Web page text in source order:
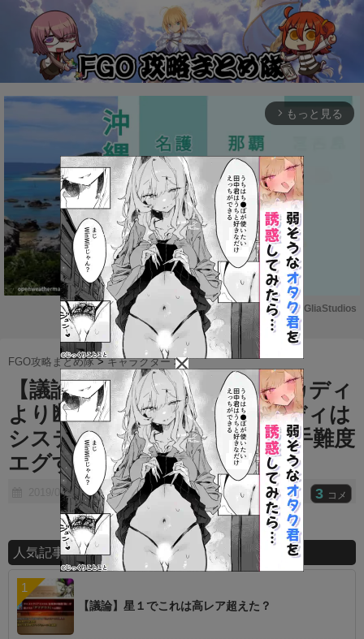
arrow_forward_ios もっと見る
M
u
t
e
Powered by GliaStudios
FGO攻略まとめ隊 >キャラクター >
【議論】初心者が持つならスカディ
より断然マーリン！？⇐スカディは
システムのためのパーツが入手難度
エグすぎ….
2019/08/18 3 コメ
人気記事ランキング
【議論】星１でこれは高レア超えた？